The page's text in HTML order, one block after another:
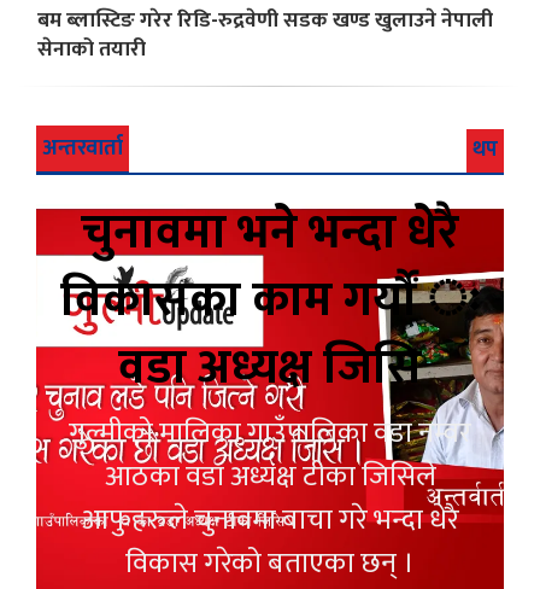
बम ब्लास्टिङ गरेर रिडि-रुद्रवेणी सडक खण्ड खुलाउने नेपाली
सेनाको तयारी
अन्तरवार्ता थप
चुनावमा भने भन्दा धेरै
विकासका काम गर्यौं ः
वडा अध्यक्ष जिसि
गुल्मीको मालिका गाउँपालिका वडा नम्वर
आठका वडा अध्यक्ष टीका जिसिले
आफुहरुले चुनावमा बाचा गरे भन्दा धेरै
विकास गरेको बताएका छन् ।